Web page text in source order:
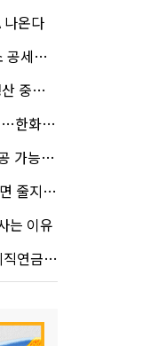
나온다
맞불
한다
영향은?
'글쎄'
면 2.5배
는 이유
조언은